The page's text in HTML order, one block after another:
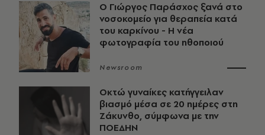
O Γιώργος Παράσχος ξανά στο
νοσοκομείο για θεραπεία κατά
του καρκίνου - Η νέα
φωτογραφία του ηθοποιού
Newsroom
Οκτώ γυναίκες κατήγγειλαν
βιασμό μέσα σε 20 ημέρες στη
Ζάκυνθο, σύμφωνα με την
ΠΟΕΔΗΝ